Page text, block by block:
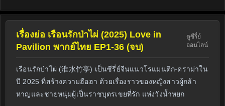
เรื่องย่อ เรือนรักป่าไผ่ (2025) Love in
Pavilion พากย์ไทย EP1-36 (จบ)
ดูซีรี่ย์
ออนไลน์
เรือนรักป่าไผ่ (淮水竹亭) เป็นซีรี่ย์จีนแนวโรแมนติก-ดราม่าใน
ปี 2025 ที่สร้างความฮือฮา ด้วยเรื่องราวของหญิงสาวผู้กล้า
หาญและชายหนุ่มผู้เป็นราชบุตรเขยที่รัก แห่งวังน้ำหยก